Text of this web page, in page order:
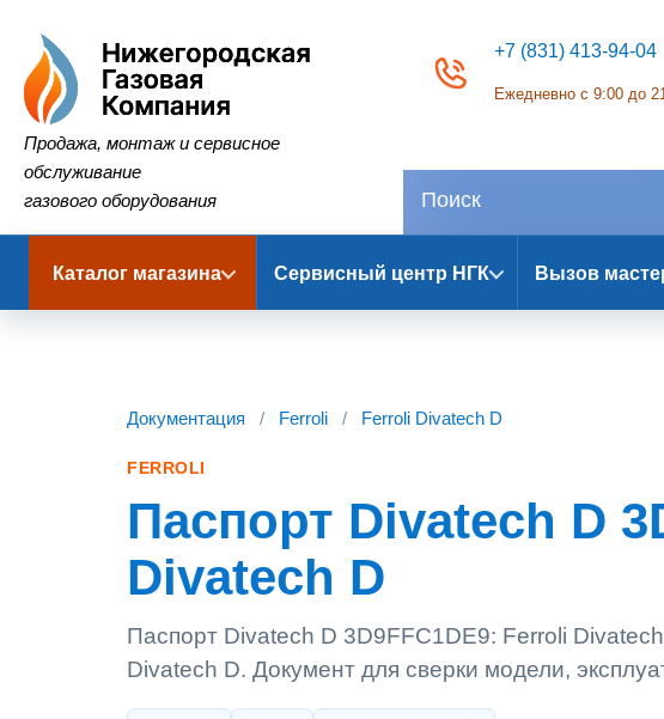
Нижегородская Газовая Компания
Продажа, монтаж и сервисное
обслуживание
газового оборудования
+7 (831) 413-94-04
Ежедневно с 9:00 до
Каталог магазина Сервисный центр НГК Вызов
Документация / Ferroli / Ferroli Divatech D
FERROLI
Паспорт Divatech D
Divatech D
Паспорт Divatech D 3D9FFC1DE9: Ferroli
Divatech D. Документ для сверки модели,